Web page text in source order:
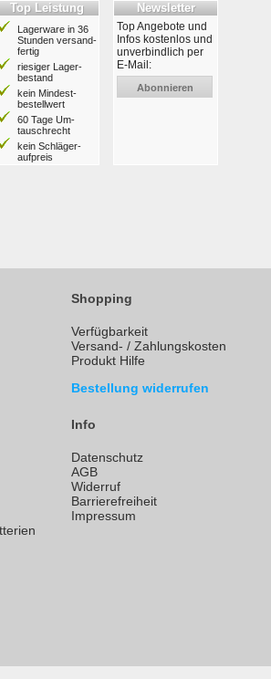
Top Leistung
Lagerware in 36
Stunden ver­sand­
fertig
riesiger Lager­
bestand
kein Mindest­
bestell­wert
60 Tage Um­
tausch­recht
kein Schläger­
aufpreis
Newsletter
Top Angebote und
Infos kostenlos und
unverbindlich per
E-Mail:
Abonnieren
Shopping
Verfügbarkeit
Versand- / Zahlungskosten
Produkt Hilfe
Bestellung widerrufen
Info
Datenschutz
AGB
Widerruf
Barrierefreiheit
Impressum